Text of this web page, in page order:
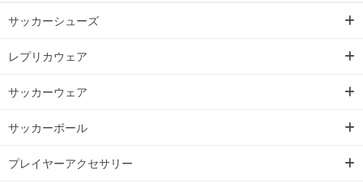
サッカーシューズ
レプリカウェア
サッカーウェア
サッカーボール
プレイヤーアクセサリー